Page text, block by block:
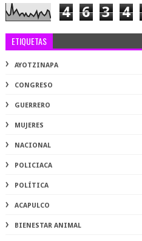
4 6 3 4
ETIQUETAS
AYOTZINAPA
CONGRESO
GUERRERO
MUJERES
NACIONAL
POLICIACA
POLÍTICA
ACAPULCO
BIENESTAR ANIMAL